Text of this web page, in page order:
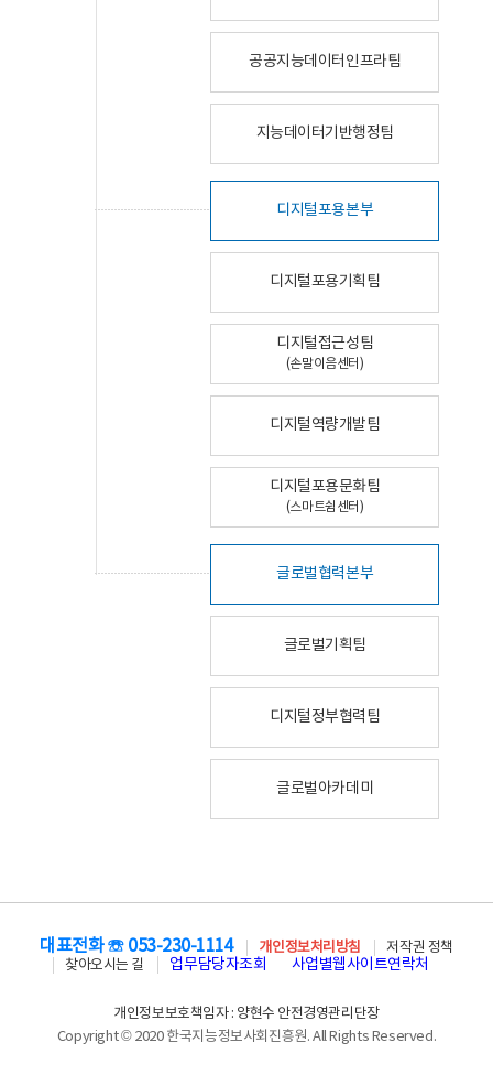
공공지능데이터인프라팀
지능데이터기반행정팀
디지털포용본부
디지털포용기획팀
디지털접근성팀
(손말이음센터)
디지털역량개발팀
디지털포용문화팀
(스마트쉼센터)
글로벌협력본부
글로벌기획팀
디지털정부협력팀
글로벌아카데미
대표전화 ☏ 053-230-1114 개인정보처리방침
저작권 정책
찾아오시는 길
업무담당자조회 사업별웹사이트연락처
개인정보보호책임자 : 양현수 안전경영관리단장
Copyright © 2020 한국지능정보사회진흥원. All Rights Reserved.